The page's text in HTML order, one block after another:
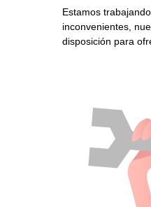
Estamos
inconvenientes,
disposición para